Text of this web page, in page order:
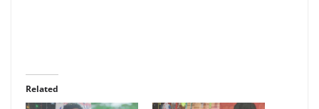
Related